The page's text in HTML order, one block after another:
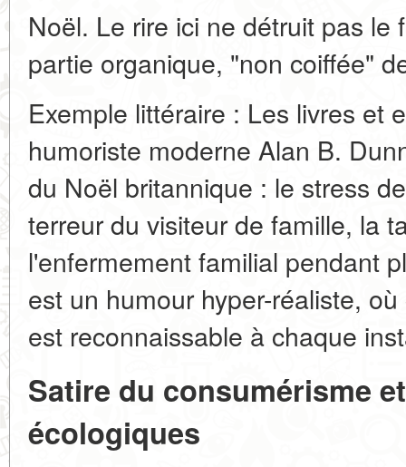
Noël. Le rire ici ne détruit pas le
partie organique, "non coiffée"
Exemple littéraire : Les livres et
humoriste moderne Alan B.
du Noël britannique : le stress
terreur du visiteur de famille, la
l'enfermement familial pendant
est un humour hyper-réaliste,
est reconnaissable à chaque
Satire du consumérisme
écologiques